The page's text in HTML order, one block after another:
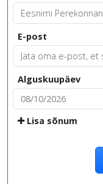
E-post
Alguskuupäev
Lisa sõnum